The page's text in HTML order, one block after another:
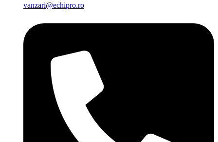
vanzari@echipro.ro